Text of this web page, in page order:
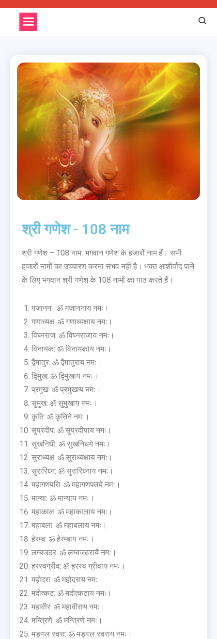
श्री गणेश - 108 नाम
श्री गणेश – 108 नाम: भगवान गणेश के हजारों नाम हैं। सभी
हजारों नामों का उच्चारण करना संभव नहीं है। भक्त आशीर्वाद पाने
के लिए भगवान श्री गणेश के 108 नामों का पाठ करते हैं।
गजानन: ॐ गजाननाय नमः।
गणाध्यक्ष: ॐ गणाध्यक्षाय नमः।
विघ्नराज: ॐ विघ्नराजाय नमः।
विनायक: ॐ विनायकाय नमः।
द्वैमातुर: ॐ द्वैमातुराय नमः।
द्विमुख: ॐ द्विमुखाय नमः।
प्रमुख: ॐ प्रमुखाय नमः।
सुमुख: ॐ सुमुखाय नमः।
कृति: ॐ कृतिने नमः।
सुप्रदीप: ॐ सुप्रदीपाय नमः।
सुखनिधी: ॐ सुखनिधये नमः।
सुराध्यक्ष: ॐ सुराध्यक्षाय नमः।
सुरारिघ्न: ॐ सुरारिघ्नाय नमः।
महागणपति: ॐ महागणपतये नमः।
मान्या: ॐ मान्याय नमः।
महाकाल: ॐ महाकालाय नमः।
महाबला: ॐ महाबलाय नमः।
हेरम्ब: ॐ हेरम्बाय नमः।
लम्बजठर: ॐ लम्बजठरायै नमः।
ह्रस्वग्रीव: ॐ ह्रस्व ग्रीवाय नमः।
महोदरा: ॐ महोदराय नमः।
मदोत्कट: ॐ मदोत्कटाय नमः।
महावीर: ॐ महावीराय नमः।
मन्त्रिणे: ॐ मन्त्रिणे नमः।
मङ्गल स्वरा: ॐ मङ्गल स्वराय नमः।